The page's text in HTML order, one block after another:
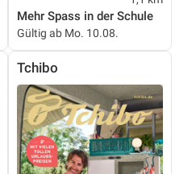
Mehr Spass in der Schule
Gültig ab Mo. 10.08.
Tchibo